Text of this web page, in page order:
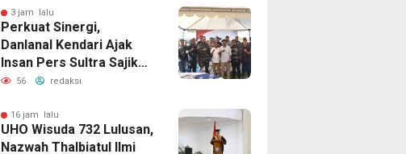
3 jam lalu
Perkuat Sinergi,
Danlanal Kendari Ajak
Insan Pers Sultra Sajikan
Informasi Akurat dan
56 redaksi
16 jam lalu
UHO Wisuda 732 Lulusan,
Nazwah Thalbiatul Ilmi